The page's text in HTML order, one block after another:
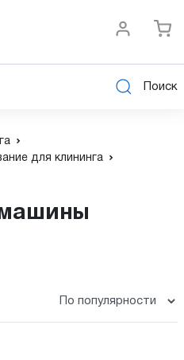
Поиск
для клининга
машины